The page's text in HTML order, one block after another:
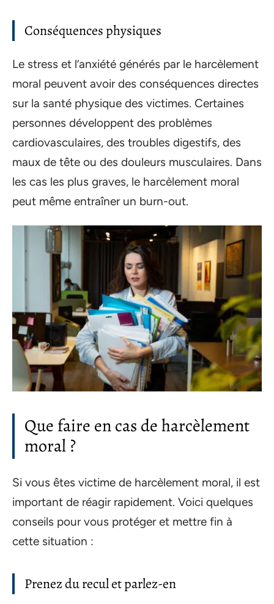
Conséquences physiques
Le stress et l’anxiété générés par le harcèlement
moral peuvent avoir des conséquences directes
sur la santé physique des victimes. Certaines
personnes développent des problèmes
cardiovasculaires, des troubles digestifs, des
maux de tête ou des douleurs musculaires. Dans
les cas les plus graves, le harcèlement moral
peut même entraîner un burn-out.
Que faire en cas de harcèlement
moral ?
Si vous êtes victime de harcèlement moral, il est
important de réagir rapidement. Voici quelques
conseils pour vous protéger et mettre fin à
cette situation :
Prenez du recul et parlez-en